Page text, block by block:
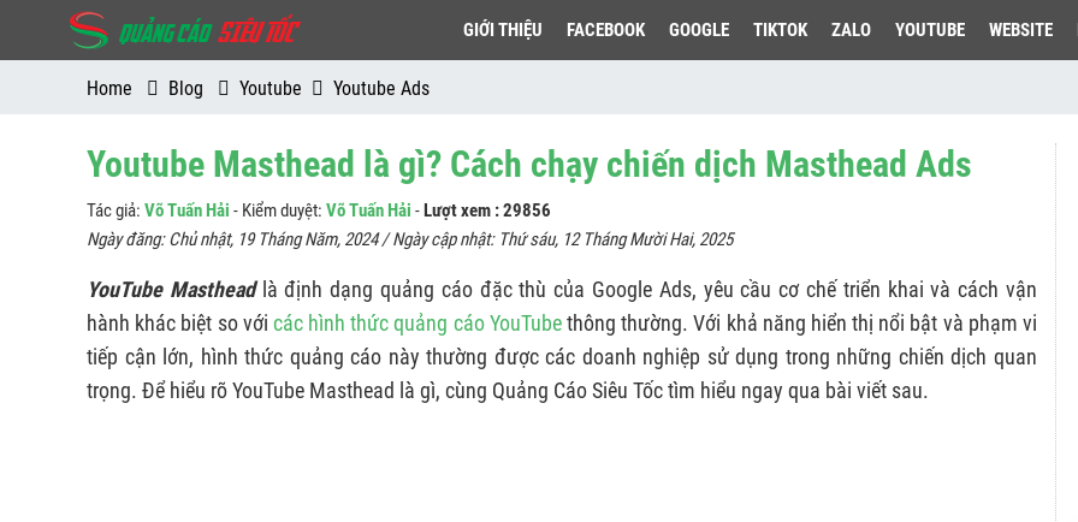
GIỚI THIỆU FACEBOOK GOOGLE TIKTOK ZALO YOUTUBE WEBSITE
Home Blog Youtube Youtube Ads
Youtube Masthead là gì? Cách chạy chiến dịch Masthead Ads
Tác giả: Võ Tuấn Hải - Kiểm duyệt: Võ Tuấn Hải -Lượt xem : 29856
Ngày đăng:Chủ nhật, 19 Tháng Năm, 2024/ Ngày cập nhật: Thứ sáu, 12 Tháng Mười Hai, 2025
YouTube Mastheadlà định dạng quảng cáo đặc thù của Google Ads, yêu cầu cơ chế triển khai và cách vận
hành khác biệt so với các hình thức quảng cáo YouTubethông thường. Với khả năng hiển thị nổi bật và phạm vi
tiếp cận lớn, hình thức quảng cáo này thường được các doanh nghiệp sử dụng trong những chiến dịch quan
trọng. Để hiểu rõ YouTube Masthead là gì, cùng Quảng Cáo Siêu Tốc tìm hiểu ngay qua bài viết sau.